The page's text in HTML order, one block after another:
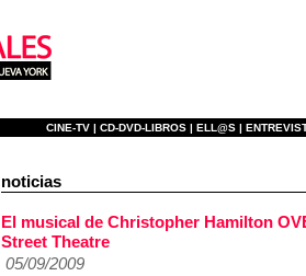
CINE-TV | CD-DVD-LIBROS | ELL@S |
noticias
El musical de Christopher Hamilton
Street Theatre
05/09/2009